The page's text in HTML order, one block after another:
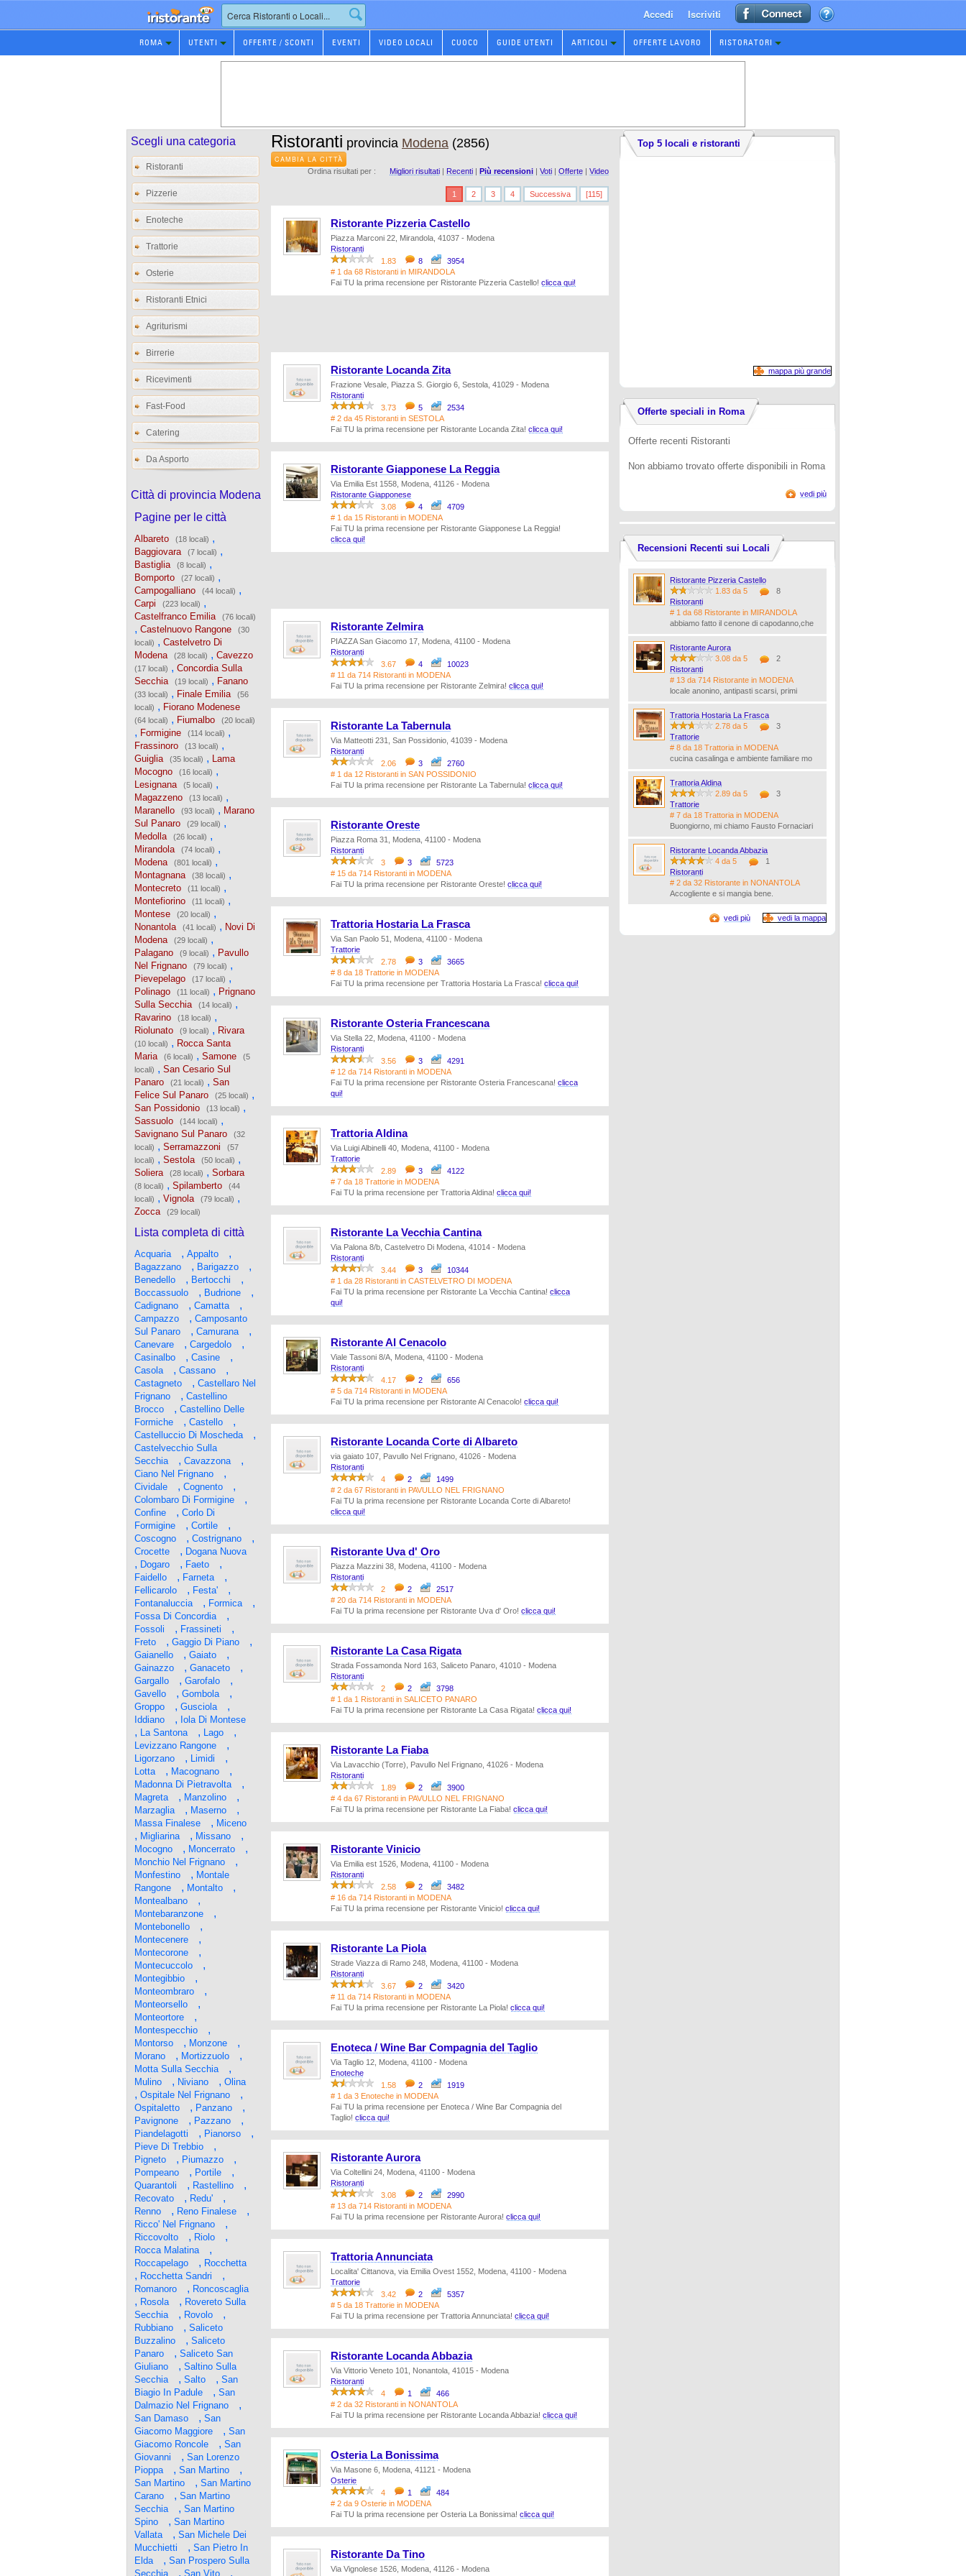
Prenotazione
Ristorante
Accedi Iscriviti
ROMA UTENTI OFFERTE / SCONTI EVENTI VIDEO LOCALI CUOCO GUIDE UTENTI ARTICOLI OFFERTE LAVORO RISTORATORI
Scegli una categoria
Ristoranti
Pizzerie
Enoteche
Trattorie
Osterie
Ristoranti Etnici
Agriturismi
Birrerie
Ricevimenti
Fast-Food
Catering
Da Asporto
Città di provincia Modena
Pagine per le città
Albareto (18 locali) ,
Baggiovara (7 locali) ,
Bastiglia (8 locali) ,
Bomporto (27 locali) ,
Campogalliano (44 locali) ,
Carpi (223 locali) ,
Castelfranco Emilia (76 locali)
, Castelnuovo Rangone
(30
locali) , Castelvetro Di
Modena
(28 locali) , Cavezzo
(17 locali) , Concordia Sulla
Secchia
(19 locali) , Fanano
(33 locali) , Finale Emilia
(56
locali) , Fiorano Modenese
(64 locali) , Fiumalbo (20 locali)
, Formigine (114 locali) ,
Frassinoro (13 locali) ,
Guiglia (35 locali) , Lama
Mocogno
(16 locali) ,
Lesignana (5 locali) ,
Magazzeno (13 locali) ,
Maranello (93 locali) , Marano
Sul Panaro
(29 locali) ,
Medolla (26 locali) ,
Mirandola (74 locali) ,
Modena (801 locali) ,
Montagnana (38 locali) ,
Montecreto (11 locali) ,
Montefiorino (11 locali) ,
Montese (20 locali) ,
Nonantola (41 locali) , Novi Di
Modena
(29 locali) ,
Palagano (9 locali) , Pavullo
Nel Frignano
(79 locali) ,
Pievepelago (17 locali) ,
Polinago (11 locali) , Prignano
Sulla Secchia
(14 locali) ,
Ravarino (18 locali) ,
Riolunato (9 locali) , Rivara
(10 locali) , Rocca Santa
Maria
(6 locali) , Samone
(5
locali) , San Cesario Sul
Panaro
(21 locali) , San
Felice Sul Panaro
(25 locali) ,
San Possidonio (13 locali) ,
Sassuolo (144 locali) ,
Savignano Sul Panaro
(32
locali) , Serramazzoni
(57
locali) , Sestola (50 locali) ,
Soliera (28 locali) , Sorbara
(8 locali) , Spilamberto
(44
locali) , Vignola (79 locali) ,
Zocca (29 locali)
Lista completa di città
Acquaria , Appalto ,
Bagazzano , Barigazzo ,
Benedello , Bertocchi ,
Boccassuolo , Budrione ,
Cadignano , Camatta ,
Campazzo , Camposanto
Sul Panaro
, Camurana ,
Canevare , Cargedolo ,
Casinalbo , Casine ,
Casola , Cassano ,
Castagneto , Castellaro Nel
Frignano
, Castellino
Brocco
, Castellino Delle
Formiche
, Castello ,
Castelluccio Di Moscheda ,
Castelvecchio Sulla
Secchia
, Cavazzona ,
Ciano Nel Frignano ,
Cividale , Cognento ,
Colombaro Di Formigine ,
Confine , Corlo Di
Formigine
, Cortile ,
Coscogno , Costrignano ,
Crocette , Dogana Nuova
, Dogaro , Faeto ,
Faidello , Farneta ,
Fellicarolo , Festa' ,
Fontanaluccia , Formica ,
Fossa Di Concordia ,
Fossoli , Frassineti ,
Freto , Gaggio Di Piano ,
Gaianello , Gaiato ,
Gainazzo , Ganaceto ,
Gargallo , Garofalo ,
Gavello , Gombola ,
Groppo , Gusciola ,
Iddiano , Iola Di Montese
, La Santona , Lago ,
Levizzano Rangone ,
Ligorzano , Limidi ,
Lotta , Macognano ,
Madonna Di Pietravolta ,
Magreta , Manzolino ,
Marzaglia , Maserno ,
Massa Finalese , Miceno
, Migliarina , Missano ,
Mocogno , Moncerrato ,
Monchio Nel Frignano ,
Monfestino , Montale
Rangone
, Montalto ,
Montealbano ,
Montebaranzone ,
Montebonello ,
Montecenere ,
Montecorone ,
Montecuccolo ,
Montegibbio ,
Monteombraro ,
Monteorsello ,
Monteortore ,
Montespecchio ,
Montorso , Monzone ,
Morano , Mortizzuolo ,
Motta Sulla Secchia ,
Mulino , Niviano , Olina
, Ospitale Nel Frignano ,
Ospitaletto , Panzano ,
Pavignone , Pazzano ,
Piandelagotti , Pianorso ,
Pieve Di Trebbio ,
Pigneto , Piumazzo ,
Pompeano , Portile ,
Quarantoli , Rastellino ,
Recovato , Redu' ,
Renno , Reno Finalese ,
Ricco' Nel Frignano ,
Riccovolto , Riolo ,
Rocca Malatina ,
Roccapelago , Rocchetta
, Rocchetta Sandri ,
Romanoro , Roncoscaglia
, Rosola , Rovereto Sulla
Secchia
, Rovolo ,
Rubbiano , Saliceto
Buzzalino
, Saliceto
Panaro
, Saliceto San
Giuliano
, Saltino Sulla
Secchia
, Salto , San
Biagio In Padule
, San
Dalmazio Nel Frignano
,
San Damaso , San
Giacomo Maggiore
, San
Giacomo Roncole
, San
Giovanni
, San Lorenzo
Pioppa
, San Martino ,
San Martino , San Martino
Carano
, San Martino
Secchia
, San Martino
Spino
, San Martino
Vallata
, San Michele Dei
Mucchietti
, San Pietro In
Elda
, San Prospero Sulla
Secchia
, San Vito ,
Ristoranti provincia Modena (2856)
CAMBIA LA CITTÀ
Ordina risultati per : Migliori risultati | Recenti | Più recensioni | Voti | Offerte | Video
1 2 3 4 Successiva [115]
Ristorante Pizzeria Castello
Piazza Marconi 22, Mirandola, 41037 - Modena
Ristoranti
1.83
8
3954
# 1 da 68 Ristoranti in MIRANDOLA
Fai TU la prima recensione per Ristorante Pizzeria Castello! clicca qui!
Ristorante Locanda Zita
Frazione Vesale, Piazza S. Giorgio 6, Sestola, 41029 - Modena
Ristoranti
3.73
5
2534
# 2 da 45 Ristoranti in SESTOLA
Fai TU la prima recensione per Ristorante Locanda Zita! clicca qui!
Ristorante Giapponese La Reggia
Via Emilia Est 1558, Modena, 41126 - Modena
Ristorante Giapponese
3.08
4
4709
# 1 da 15 Ristoranti in MODENA
Fai TU la prima recensione per Ristorante Giapponese La Reggia!
clicca qui!
Ristorante Zelmira
PIAZZA San Giacomo 17, Modena, 41100 - Modena
Ristoranti
3.67
4
10023
# 11 da 714 Ristoranti in MODENA
Fai TU la prima recensione per Ristorante Zelmira! clicca qui!
Ristorante La Tabernula
Via Matteotti 231, San Possidonio, 41039 - Modena
Ristoranti
2.06
3
2760
# 1 da 12 Ristoranti in SAN POSSIDONIO
Fai TU la prima recensione per Ristorante La Tabernula! clicca qui!
Ristorante Oreste
Piazza Roma 31, Modena, 41100 - Modena
Ristoranti
3
3
5723
# 15 da 714 Ristoranti in MODENA
Fai TU la prima recensione per Ristorante Oreste! clicca qui!
Trattoria Hostaria La Frasca
Via San Paolo 51, Modena, 41100 - Modena
Trattorie
2.78
3
3665
# 8 da 18 Trattorie in MODENA
Fai TU la prima recensione per Trattoria Hostaria La Frasca! clicca qui!
Ristorante Osteria Francescana
Via Stella 22, Modena, 41100 - Modena
Ristoranti
3.56
3
4291
# 12 da 714 Ristoranti in MODENA
Fai TU la prima recensione per Ristorante Osteria Francescana! clicca
qui!
Trattoria Aldina
Via Luigi Albinelli 40, Modena, 41100 - Modena
Trattorie
2.89
3
4122
# 7 da 18 Trattorie in MODENA
Fai TU la prima recensione per Trattoria Aldina! clicca qui!
Ristorante La Vecchia Cantina
Via Palona 8/b, Castelvetro Di Modena, 41014 - Modena
Ristoranti
3.44
3
10344
# 1 da 28 Ristoranti in CASTELVETRO DI MODENA
Fai TU la prima recensione per Ristorante La Vecchia Cantina! clicca
qui!
Ristorante Al Cenacolo
Viale Tassoni 8/A, Modena, 41100 - Modena
Ristoranti
4.17
2
656
# 5 da 714 Ristoranti in MODENA
Fai TU la prima recensione per Ristorante Al Cenacolo! clicca qui!
Ristorante Locanda Corte di Albareto
via gaiato 107, Pavullo Nel Frignano, 41026 - Modena
Ristoranti
4
2
1499
# 2 da 67 Ristoranti in PAVULLO NEL FRIGNANO
Fai TU la prima recensione per Ristorante Locanda Corte di Albareto!
clicca qui!
Ristorante Uva d' Oro
Piazza Mazzini 38, Modena, 41100 - Modena
Ristoranti
2
2
2517
# 20 da 714 Ristoranti in MODENA
Fai TU la prima recensione per Ristorante Uva d' Oro! clicca qui!
Ristorante La Casa Rigata
Strada Fossamonda Nord 163, Saliceto Panaro, 41010 - Modena
Ristoranti
2
2
3798
# 1 da 1 Ristoranti in SALICETO PANARO
Fai TU la prima recensione per Ristorante La Casa Rigata! clicca qui!
Ristorante La Fiaba
Via Lavacchio (Torre), Pavullo Nel Frignano, 41026 - Modena
Ristoranti
1.89
2
3900
# 4 da 67 Ristoranti in PAVULLO NEL FRIGNANO
Fai TU la prima recensione per Ristorante La Fiaba! clicca qui!
Ristorante Vinicio
Via Emilia est 1526, Modena, 41100 - Modena
Ristoranti
2.58
2
3482
# 16 da 714 Ristoranti in MODENA
Fai TU la prima recensione per Ristorante Vinicio! clicca qui!
Ristorante La Piola
Strade Viazza di Ramo 248, Modena, 41100 - Modena
Ristoranti
3.67
2
3420
# 11 da 714 Ristoranti in MODENA
Fai TU la prima recensione per Ristorante La Piola! clicca qui!
Enoteca / Wine Bar Compagnia del Taglio
Via Taglio 12, Modena, 41100 - Modena
Enoteche
1.58
2
1919
# 1 da 3 Enoteche in MODENA
Fai TU la prima recensione per Enoteca / Wine Bar Compagnia del
Taglio! clicca qui!
Ristorante Aurora
Via Coltellini 24, Modena, 41100 - Modena
Ristoranti
3.08
2
2990
# 13 da 714 Ristoranti in MODENA
Fai TU la prima recensione per Ristorante Aurora! clicca qui!
Trattoria Annunciata
Localita' Cittanova, via Emilia Ovest 1552, Modena, 41100 - Modena
Trattorie
3.42
2
5357
# 5 da 18 Trattorie in MODENA
Fai TU la prima recensione per Trattoria Annunciata! clicca qui!
Ristorante Locanda Abbazia
Via Vittorio Veneto 101, Nonantola, 41015 - Modena
Ristoranti
4
1
466
# 2 da 32 Ristoranti in NONANTOLA
Fai TU la prima recensione per Ristorante Locanda Abbazia! clicca qui!
Osteria La Bonissima
Via Masone 6, Modena, 41121 - Modena
Osterie
4
1
484
# 2 da 9 Osterie in MODENA
Fai TU la prima recensione per Osteria La Bonissima! clicca qui!
Ristorante Da Tino
Via Vignolese 1526, Modena, 41126 - Modena
Top 5 locali e ristoranti
mappa più grande
Offerte speciali in Roma
Offerte recenti Ristoranti
Non abbiamo trovato offerte disponibili in Roma
vedi più
Recensioni Recenti sui Locali
Ristorante Pizzeria Castello
1.83 da 5
8
Ristoranti
# 1 da 68 Ristorante in MIRANDOLA
abbiamo fatto il cenone di capodanno,che
Ristorante Aurora
3.08 da 5
2
Ristoranti
# 13 da 714 Ristorante in MODENA
locale anonino, antipasti scarsi, primi
Trattoria Hostaria La Frasca
2.78 da 5
3
Trattorie
# 8 da 18 Trattoria in MODENA
cucina casalinga e ambiente familiare mo
Trattoria Aldina
2.89 da 5
3
Trattorie
# 7 da 18 Trattoria in MODENA
Buongiorno, mi chiamo Fausto Fornaciari
Ristorante Locanda Abbazia
4 da 5
1
Ristoranti
# 2 da 32 Ristorante in NONANTOLA
Accogliente e si mangia bene.
vedi più vedi la mappa